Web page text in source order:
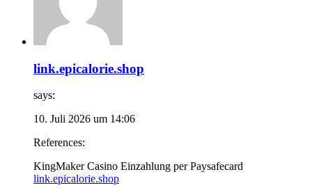
link.epicalorie.shop
says:
10. Juli 2026 um 14:06
References:
KingMaker Casino Einzahlung per Paysafecard
link.epicalorie.shop